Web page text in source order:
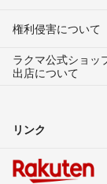
権利侵害について
ラクマ公式ショッ
出店について
リンク